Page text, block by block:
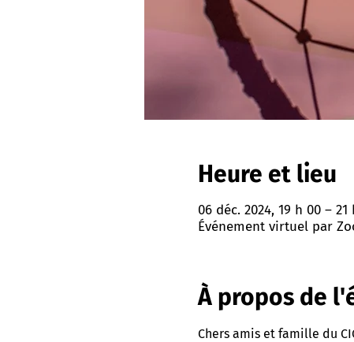
Heure et lieu
06 déc. 2024, 19 h 00 – 21
Événement virtuel par
À propos de
Chers amis et famille du